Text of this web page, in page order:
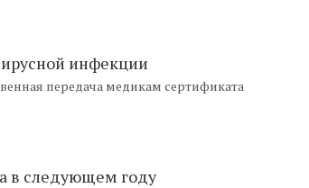
инфекции
передача медикам сертификата
в следующем году